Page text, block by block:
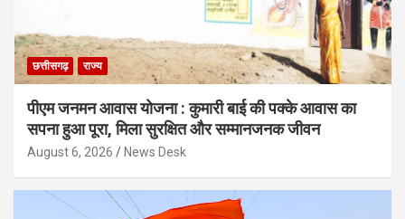
छत्तीसगढ़ राज्य
पीएम जनमन आवास योजना : कुमारी बाई की पक्के आवास का
सपना हुआ पूरा, मिला सुरक्षित और सम्मानजनक जीवन
August 6, 2026 News Desk